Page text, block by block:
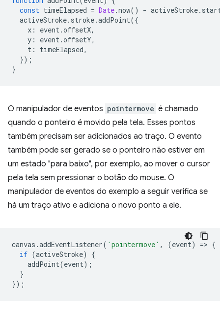
const timeElapsed = Date.now() - activeStroke.
activeStroke. stroke.addPoint({
x : event.offsetX,
y : event.offsetY,
t : timeElapsed,
});
}
O manipulador de eventos pointermove é chamado
quando o ponteiro é movido pela tela. Esses pontos
também precisam ser adicionados ao traço. O evento
também pode ser gerado se o ponteiro não estiver em
um estado "para baixo", por exemplo, ao mover o cursor
pela tela sem pressionar o botão do mouse. O
manipulador de eventos do exemplo a seguir verifica se
há um traço ativo e adiciona o novo ponto a ele.
canvas .addEventListener( 'pointermove' , (event) => {
if (activeStroke)
{
addPoint(event);
}
});